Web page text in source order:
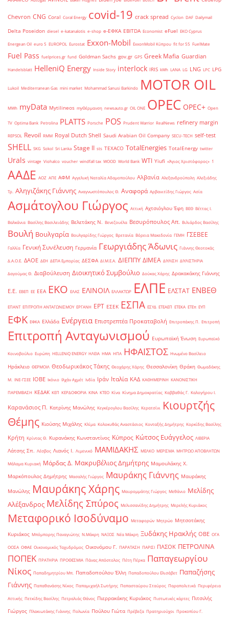
Chevron CNG Coral Coral Energy covid-19 crack spread Cyclon DAF Dailymail
Delta Poseidon diesel e-katanalotis e-shop e-ΕΦΚΑ EBITDA Economist eFuel EKO Cyprus
Energean Oil euro 5 EUROPOL Eurostat Exxon-Mobil ExxonMobil Κύπρου fit for 55 FuelMate
Fuel Pass fuelprices.gr fund Goldman Sachs gov.gr GPS Greek Mafia Guardian
Handelsblatt HelleniQ Energy Inside Story interlock IRIS kWh LANA LG LNG LPC LPG
Lukoil Mediterranean Gas mini market Mohammad Sanusi Barkindo MOTOR OIL
MWh myData Mytilineos myΘέρμανση newsauto.gr OIL ONE OPEC OPEC+ Open
TV Optima Bank Petrolina PLATTS Porsche POS Prudent Warrior RealNews refinery margin
REPSOL Revoil RMM Royal Dutch Shell Saudi Arabian Oil Company SECU-TECH self-test
SHELL SKG Sokol Sri Lanka Stage II sts TEXACO TotalEnergies TotalEnergy twitter
Urals vintage Viohalco voucher windfall tax WOOD World Bank WTI Yiufi «Άγιος Χριστόφορος» ΄1
ΑΑΔΕ ΑΟΖ ΑΠΕ ΑΦΜ Αγγελική Ναταλία Αδαμοπούλου Αλβανία Αλεξανδρούπολη Αλεξιάδης
Τρ. Αληγιζάκης Γιάννης Αναγνωστόπουλος Θ. Αναφορά Αρβανιτίδης Γιώργος Ασία
Ασμάτογλου Γιώργος Αττική Αχτσιόγλου Έφη ΒΕΘ Βέττας Ι.
Βαλκάνια Βασίλης Βασιλειάδης Βελετάκης Ν. Βενεζουέλα Βεσυρόπουλος Απ. Βιλιάρδος Βασίλης
Βουλή Βουλγαρία Βουλγαρίδης Γιώργος Βρετανία Βόρεια Μακεδονία ΓΕΜΗ ΓΣΕΒΕΕ
Γαλλία Γενική Συνέλευση Γερμανία Γεωργιάδης Άδωνις Γιάννης Θεοτοκάς
Δ.Α.Ο.Ε. ΔΑΟΕ ΔΕΗ ΔΕΠΑ Εμπορίας ΔΕΣΦΑ ΔΙ.Μ.Ε.Α. ΔΙΕΠΠΥ ΔΙΜΕΑ ΔΙΥΛΙΣΗ ΔΙΥΛΙΣΤΗΡΙΑ
Δαγούμας Θ. Διαβούλευση Διοικητικό Συμβούλιο Δούκας Χάρης Δρακακάκης Γιάννης
Ε.Ε. ΕΒΕΠ ΕΕ ΕΕΑ ΕΚΟ ΕΛΑΣ ΕΛΙΝΟΙΛ ΕΛΛΑΚΤΩΡ ΕΛΠΕ ΕΛΣΤΑΤ ΕΝΒΕΘ
ΕΠΑΝΤ ΕΠΙΤΡΟΠΗ ΑΝΤΑΓΩΝΙΣΜΟΥ ΕΡΓΑΝΗ ΕΡΤ ΕΣΕΚ ΕΣΠΑ ΕΣΥΔ ΕΤΕΑΕΠ ΕΤΕΚΑ ΕΤΕπ ΕΥΠ
ΕΦΚ ΕΦΚΑ Ελλάδα Ενέργεια Επιστρεπτέα Προκαταβολή Επιτροπάκης Π. Επιτροπή
Επιτροπή Ανταγωνισμού Ευρωπαϊκή Ένωση Ευρωπαϊκό
Κοινοβούλιο Ευρώπη ΗELLENiQ ENERGY ΗΛΕΙΑ ΗΜΑ ΗΠΑ ΗΦΑΙΣΤΟΣ Ηνωμένο Βασίλειο
Ηράκλειο ΘΕΡΜΟΙΛ Θεοδωρικάκος Τάκης Θεοχάρης Χάρης Θεσσαλονίκη Θράκη Θωμαδάκης
Μ. ΙΝΕ-ΓΣΕΕ ΙΟΒΕ Ικόνιο Ιλχάν Αχμέτ Ινδία Ιράν Ιταλία ΚΑΔ ΚΑΘΗΜΕΡΙΝΗ ΚΑΝΟΝΙΣΤΙΚΗ
ΠΑΡΕΜΒΑΣΗ ΚΕΔΑΚ ΚΕΠ ΚΕΡΔΟΦΟΡΙΑ ΚΙΝΑ ΚΤΕΟ Κίνα Κίνημα Δημοκρατίας Καββαθάς Γ. Καλογήρου Ι.
Καρανάσιος Π. Κατρίνης Μανώλης Κεγκέρογλου Βασίλης Κερατσίνι
Κιουρτζής
Θέμης Κιούσης Μιχάλης Κλίμα Κολοκυθάς Αναστάσιος Κονταξής Δημήτρης Κορκίδης Βασίλης
Κρήτη Κρίντας Θ. Κυρανάκης Κωνσταντίνος Κύπρος Κώτσος Ευάγγελος ΛΙΒΕΡΙΑ
Λάτσης Σπ. Λέσβος Λιανός Ι. Λιμενικό ΜΑΜΙΔΑΚΗΣ ΜΕΛΚΟ ΜΕΡΙΣΜΑ ΜΗΤΡΩΟ ΑΠΟΒΛΗΤΩΝ
Μάλαμα Κυριακή Μάρδας Δ. Μακρυβέλιος Δημήτρης Μαμουλάκης Χ.
Μαρκόπουλος Δημήτρης Μασαλής Γιώργος Μαυράκης Γιάννης Μαυράκης
Μανώλης Μαυράκης Χάρης Μαυρομμάτης Γιώργος Μεθάνιο Μελίδης
Αλέξανδρος Μελίδης Σπύρος Μελισσανίδης Δημήτρης Μερελής Κυριάκος
Μεταφορικό Ισοδύναμο Μεταφορών Μητρώο Μητσοτάκης
Κυριάκος Μπόμπορης Παναγιώτης Ν.Μάκρη ΝΑΞΟΣ Νέα Μάκρη Ξυδάκης Ηρακλής ΟΒΕ ΟΓΑ
ΟΟΣΑ ΟΦΑΕ Οικονομικός Ταχυδρόμος Οικονόμου Γ. ΠΑΡΑΤΑΣΗ ΠΑΡΙΣΙ ΠΑΣΟΚ ΠΕΤΡΟΛΙΝΑ
ΠΟΠΕΚ ΠΡΑΤΗΡΙΑ ΠΡΟΘΕΣΜΙΑ Πάνας Απόστολος Πέτη Πέρκα Παπαγεωργίου
Νίκος Παπαδημητρίου Μπ. Παπαδοπούλου Έλλη Παπαδοπούλου Ελισάβετ Παπαζήσης
Γιάννης Παπαθανάσης Νίκος Παπαμιχαήλ Σωτήρης Παπασταύρου Σταύρος Παραπολιτικά Περιφέρεια
Αττικής Πετκίδης Βασίλης Πετραλιάς Θάνος Πιερρακάκης Κυριάκος Πιστωτικές κάρτες Πιτσιλής
Γιώργος Πλακιωτάκης Γιάννης Πολωνία Πούλου Γιώτα Πρέβεζα Πρατηριούχοι Προκοπίου Γ.